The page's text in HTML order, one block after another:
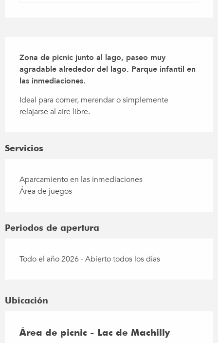
Zona de picnic junto al lago, paseo muy
agradable alrededor del lago. Parque infantil en
las inmediaciones.
Ideal para comer, merendar o simplemente
relajarse al aire libre.
Servicios
Aparcamiento en las inmediaciones
Área de juegos
Periodos de apertura
Todo el año 2026 - Abierto todos los días
Ubicación
Área de picnic - Lac de Machilly